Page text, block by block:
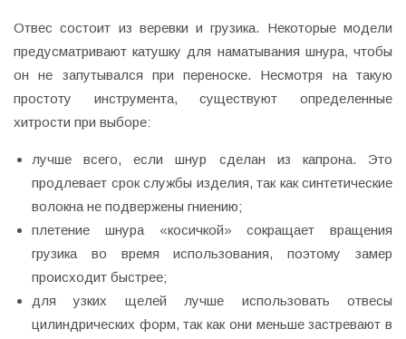
Отвес состоит из веревки и грузика. Некоторые модели
предусматривают катушку для наматывания шнура, чтобы
он не запутывался при переноске. Несмотря на такую
простоту инструмента, существуют определенные
хитрости при выборе:
лучше всего, если шнур сделан из капрона. Это
продлевает срок службы изделия, так как синтетические
волокна не подвержены гниению;
плетение шнура «косичкой» сокращает вращения
грузика во время использования, поэтому замер
происходит быстрее;
для узких щелей лучше использовать отвесы
цилиндрических форм, так как они меньше застревают в